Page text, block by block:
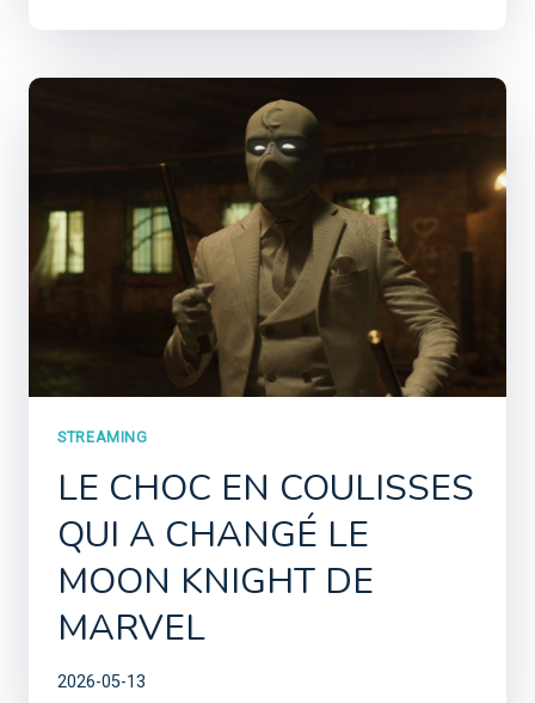
STREAMING
LE CHOC EN COULISSES
QUI A CHANGÉ LE
MOON KNIGHT DE
MARVEL
2026-05-13